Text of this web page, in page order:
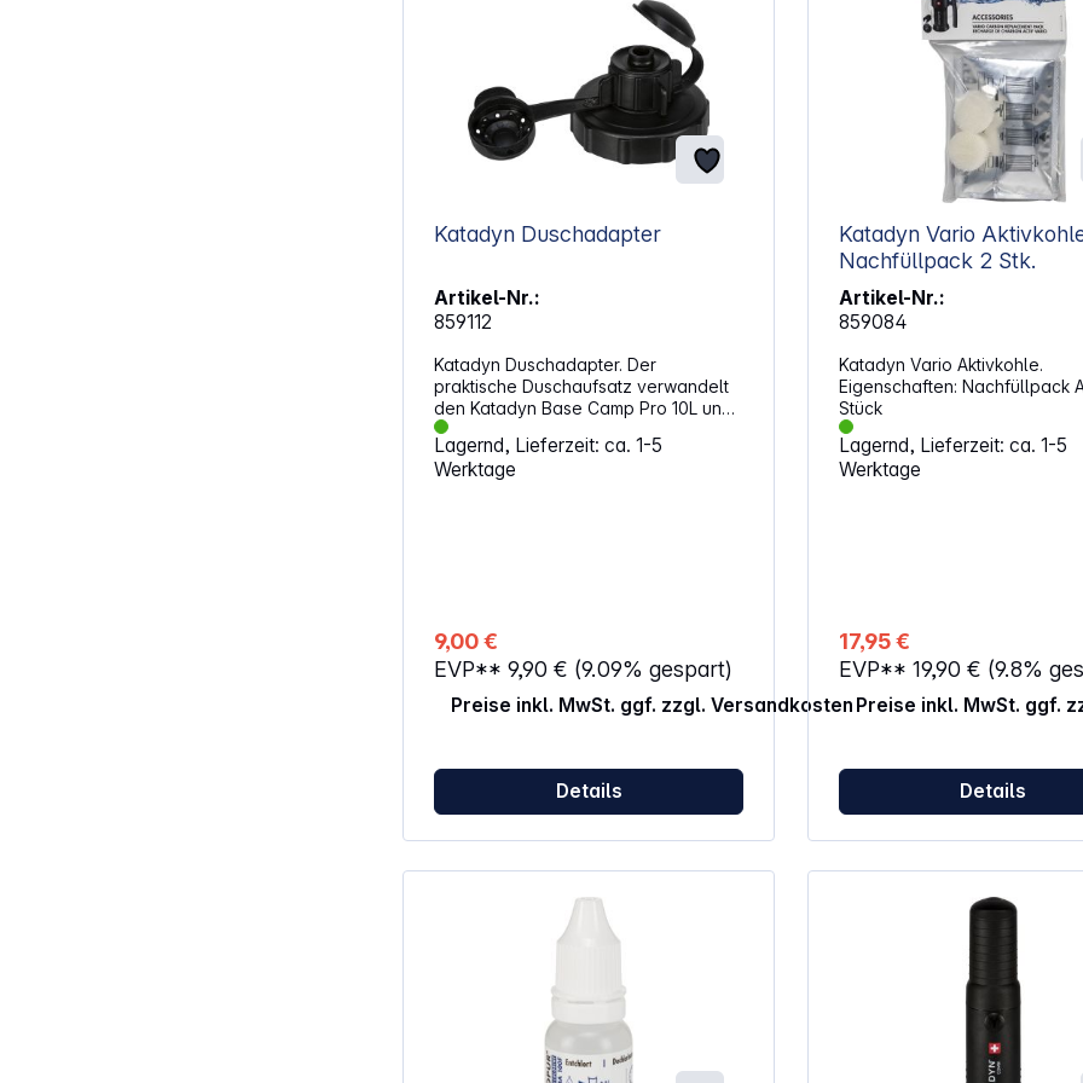
Katadyn Duschadapter
Artikel-Nr.:
859112
Katadyn Duschadapter. Der
praktische Duschaufsatz verwandelt
den Katadyn Base Camp Pro 10L und
den Katadyn Gravity Camp 6L
Gravitationsfilter im Handumdrehen in
eine Outdoor-Dusche. Einfach den
Lagernd, Lieferzeit: ca. 1-5
Werktage
9,00 €
EVP** 9,90 € (9.09% gespart)
Preise inkl. MwSt. ggf. zzgl. Versandkosten
Details
Katadyn Vario
Nachfüllpack 2 Stk.
Artikel-Nr.:
859084
Katadyn Vario Aktivkohle.
Eigenschaften: Nachfüllpack Anzahl: 2
Stück
Lagernd, Lieferzeit: ca. 1-5
Werktage
17,95 €
EVP** 19,90 € (9.8%
Preise inkl. MwSt. ggf.
Details